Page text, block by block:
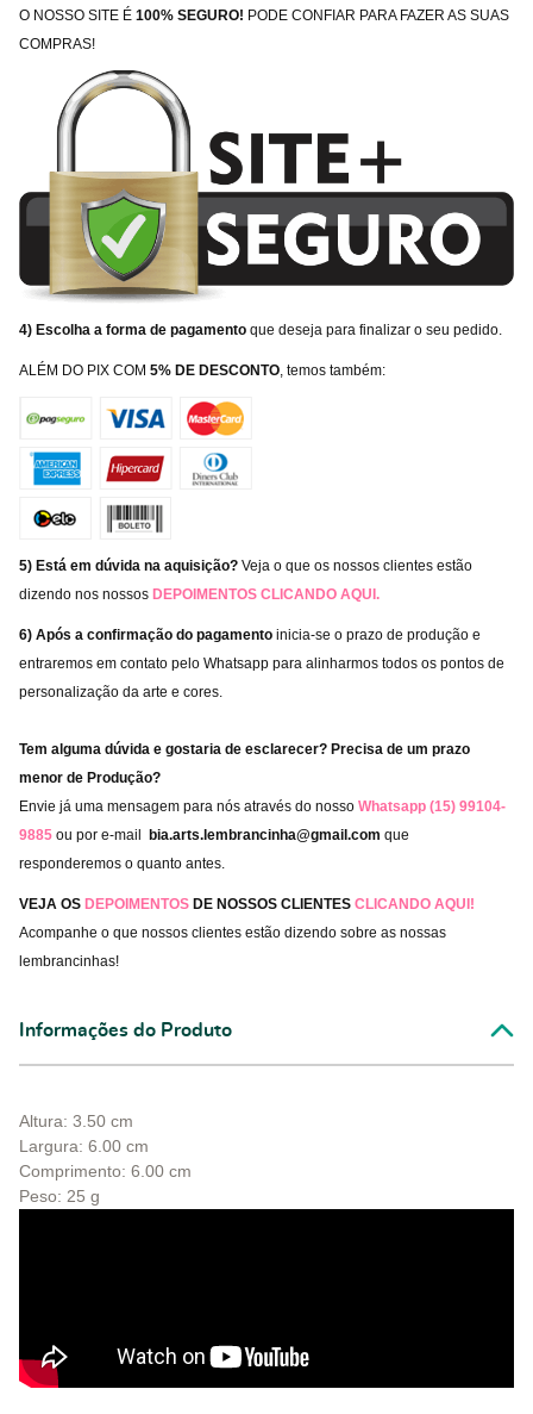
O NOSSO SITE É 100% SEGURO! PODE CONFIAR PARA FAZER AS SUAS
COMPRAS!
4) Escolha a forma de pagamento que deseja para finalizar o seu pedido.
ALÉM DO PIX COM 5% DE DESCONTO, temos também:
5) Está em dúvida na aquisição? Veja o que os nossos clientes estão
dizendo nos nossos DEPOIMENTOS CLICANDO AQUI .
6) Após a confirmação do pagamento inicia-se o prazo de produção e
entraremos em contato pelo Whatsapp para alinharmos todos os pontos de
personalização da arte e cores.
Tem alguma dúvida e gostaria de esclarecer? Precisa de um prazo
menor de Produção?
Envie já uma mensagem para nós através do nosso Whatsapp (15) 99104-
9885 ou por e-mail bia.arts.lembrancinha@gmail.com que
responderemos o quanto antes.
VEJA OS DEPOIMENTOS DE NOSSOS CLIENTES CLICANDO AQUI!
Acompanhe o que nossos clientes estão dizendo sobre as nossas
lembrancinhas!
Informações do Produto
Altura: 3.50 cm
Largura: 6.00 cm
Comprimento: 6.00 cm
Peso: 25 g